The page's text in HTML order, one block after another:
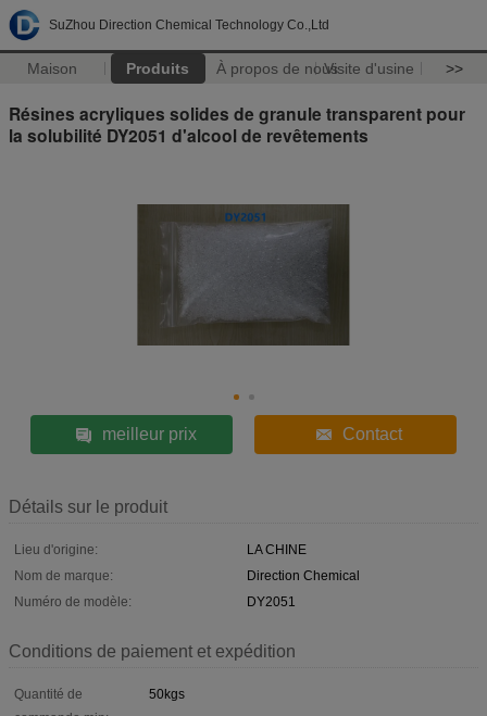
SuZhou Direction Chemical Technology Co.,Ltd
Maison Produits À propos de nousVisite d'usine >>
Résines acryliques solides de granule transparent pour
la solubilité DY2051 d'alcool de revêtements
meilleur prix Contact
Détails sur le produit
Lieu d'origine:
LA CHINE
Nom de marque:
Direction Chemical
Numéro de modèle:
DY2051
Conditions de paiement et expédition
Quantité de
50kgs